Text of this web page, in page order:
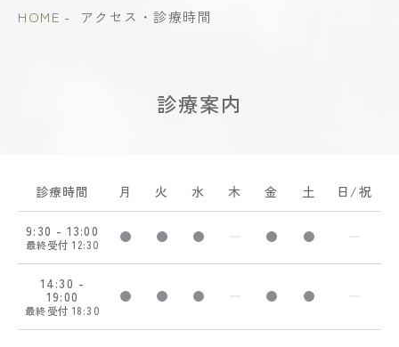
HOME アクセス・診療時間
診療案内
診療時間 月 火 水 木 金 土 日/祝
9:30 - 13:00
最終受付 12:30 診療時間 9:30-13:00
診療時間 9:30-13:00
診療時間 9:30-13:00
診療していません
診療時間 9:30-
14:30 -
19:00
最終受付 18:30
診療時間 14:30-19:00
診療時間 14:30-19:00
診療時間 14:30-19:00
診療していません
診療時間 14:30-